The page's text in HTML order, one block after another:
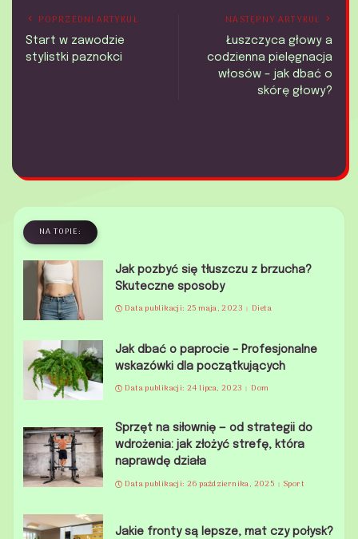
POPRZEDNI ARTYKUŁ
Start w zawodzie
stylistki paznokci
NASTĘPNY ARTYKUŁ
Łuszczyca głowy a
codzienna pielęgnacja
włosów – jak dbać o
skórę głowy?
NA TOPIE:
Jak pozbyć się tłuszczu z brzucha?
Skuteczne sposoby
Data publikacji: 25 maja, 2023 Dieta
Jak dbać o paprocie – Profesjonalne
wskazówki dla początkujących
Data publikacji: 24 lipca, 2023 Dom
Sprzęt na siłownię — od strategii do
wdrożenia: jak złożyć strefę, która
naprawdę działa
Data publikacji: 26 października, 2025 Sport
Jakie fronty są lepsze, mat czy połysk?